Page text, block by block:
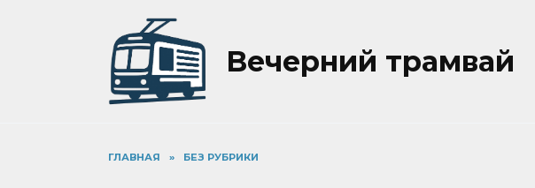
Вечерний трамвай
ГЛАВНАЯ » БЕЗ РУБРИКИ